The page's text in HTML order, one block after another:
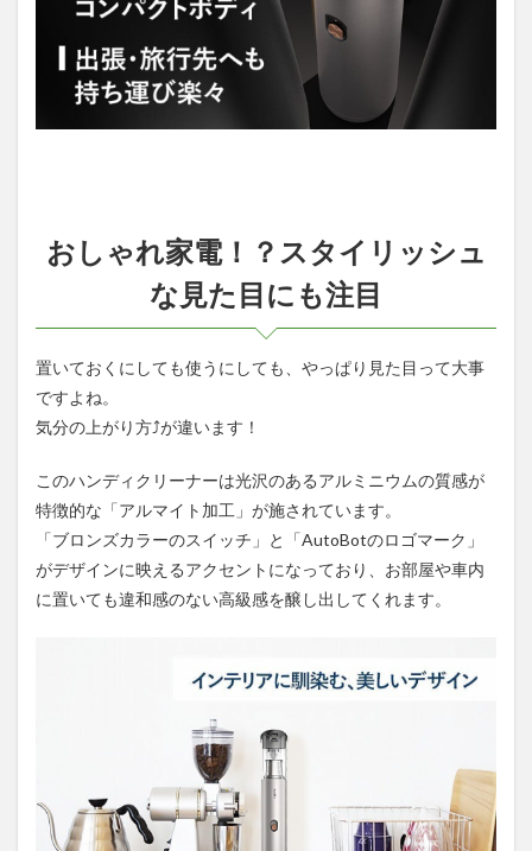
おしゃれ家電！？スタイリッシュ
な見た目にも注目
置いておくにしても使うにしても、やっぱり見た目って大事
ですよね。
気分の上がり方⤴が違います！
このハンディクリーナーは光沢のあるアルミニウムの質感が
特徴的な「アルマイト加工」が施されています。
「ブロンズカラーのスイッチ」と「AutoBotのロゴマーク」
がデザインに映えるアクセントになっており、お部屋や車内
に置いても違和感のない高級感を醸し出してくれます。